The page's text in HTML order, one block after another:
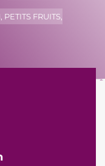
PETITS FRUITS,